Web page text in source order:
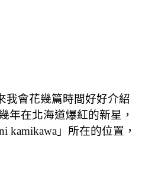
我會花幾篇時間好好介紹
年在北海道爆紅的新星，
」所在的位置，